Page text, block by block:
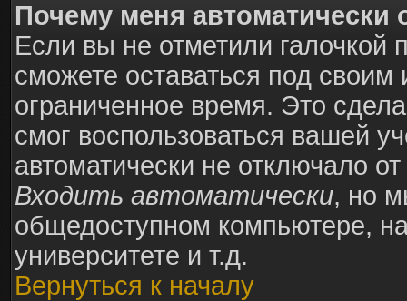
Почему меня автоматически
Если вы не отметили галочкой
сможете оставаться под
ограниченное время. Это
смог воспользоваться вашей
автоматически не отключало
Входить автоматически, но
общедоступном компьютере,
университете и т.д.
Вернуться к началу